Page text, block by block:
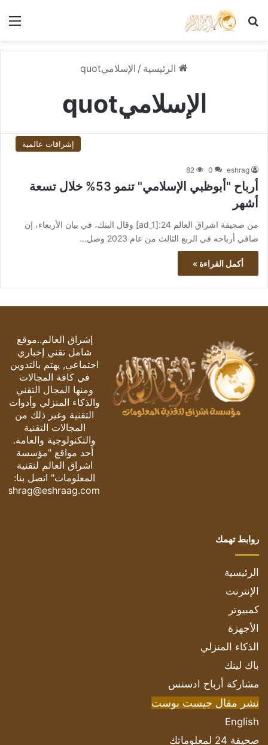
بحث عن
الرئيسية / الإسلاميquot
الإسلاميquot
إشراقات عالمية
eshrag
0
82
أرباح "أبوظبي الإسلامي" تنمو 53% خلال تسعة
أشهر
من صحيفة اشراق العالم 24:[ad_1] وقال البنك، في بيان الأربعاء، إن
صافي أرباحه في الربع الثالث من عام 2023 وصل…
أكمل القراءة »
إشراق العالم..موقع
شامل تقني إخباري
اجتماعي, يهتم بالتدوين
في كافة المجالات
ومنها المجال التقني
والذكاء المنزلي وأدوات
التقنية وغير ذلك من
المجالات التقنية
والتكنولوجية والعامة.
أحد مواقع "مؤسسة
اشراق العالم لتقنية
المعلومات" اتصل بنا:
eshrag@eshraag.com
روابط تهمك
الرئيسية
الإنترنت
كمبيوتر
الأجهزة
الذكاء المنزلي
باك لينك
مشاركة أرباح ادسنس
نشر مقال جيست بوست
English
صحيفة 24 لمعلوماتك